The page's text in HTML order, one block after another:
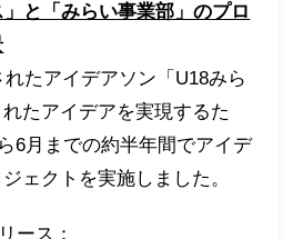
と「みらい事業部」のプロ
たアイデアソン「U18みら
たアイデアを実現するた
6月までの約半年間でアイデ
ェクトを実施しました。
ース：